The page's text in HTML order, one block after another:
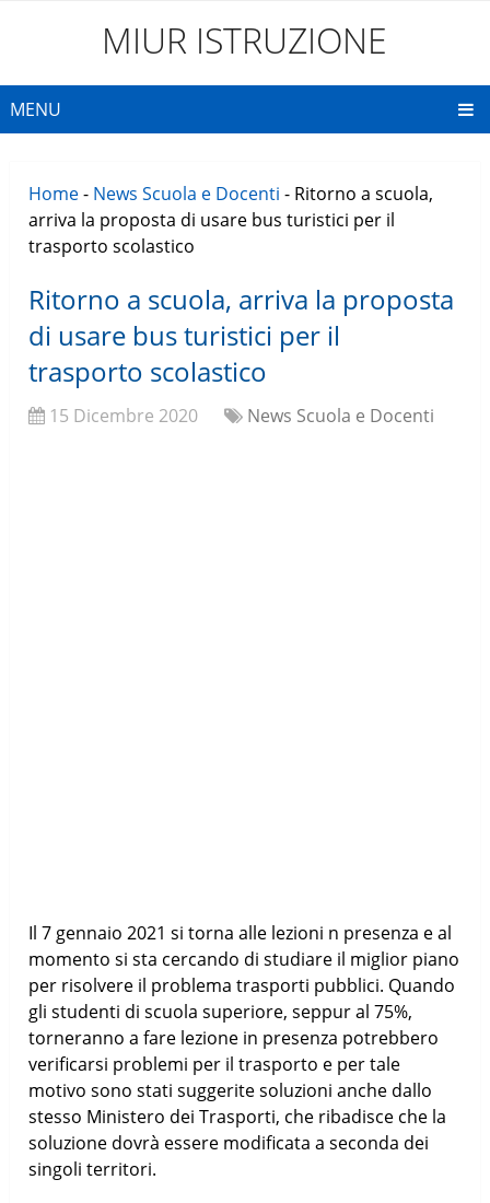
MIUR ISTRUZIONE
MENU
Home- News Scuola e Docenti - Ritorno a scuola,
arriva la proposta di usare bus turistici per il
trasporto scolastico
Ritorno a scuola, arriva la proposta
di usare bus turistici per il
trasporto scolastico
15 Dicembre 2020 News Scuola e Docenti
Il 7 gennaio 2021 si torna alle lezioni n presenza e al
momento si sta cercando di studiare il miglior piano
per risolvere il problema trasporti pubblici. Quando
gli studenti di scuola superiore, seppur al 75%,
torneranno a fare lezione in presenza potrebbero
verificarsi problemi per il trasporto e per tale
motivo sono stati suggerite soluzioni anche dallo
stesso Ministero dei Trasporti, che ribadisce che la
soluzione dovrà essere modificata a seconda dei
singoli territori.